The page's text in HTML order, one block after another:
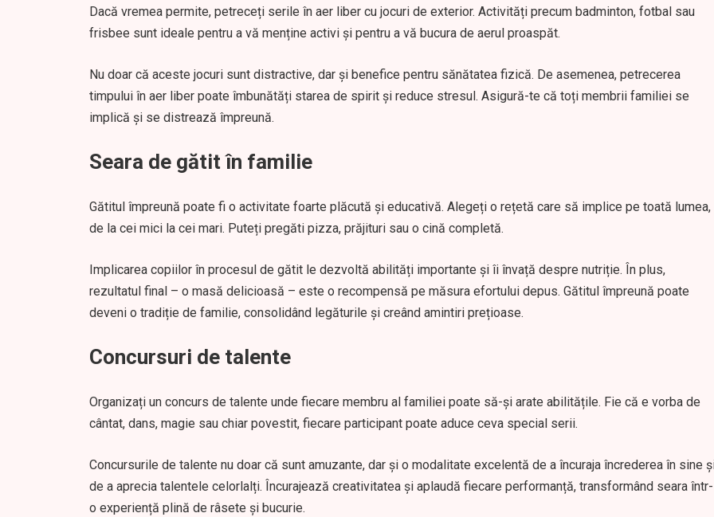
Dacă vremea permite, petreceți serile în aer liber cu jocuri de exterior. Activități precum badminton, fotbal sau
frisbee sunt ideale pentru a vă menține activi și pentru a vă bucura de aerul proaspăt.
Nu doar că aceste jocuri sunt distractive, dar și benefice pentru sănătatea fizică. De asemenea, petrecerea
timpului în aer liber poate îmbunătăți starea de spirit și reduce stresul. Asigură-te că toți membrii familiei se
implică și se distrează împreună.
Seara de gătit în familie
Gătitul împreună poate fi o activitate foarte plăcută și educativă. Alegeți o rețetă care să implice pe toată lumea,
de la cei mici la cei mari. Puteți pregăti pizza, prăjituri sau o cină completă.
Implicarea copiilor în procesul de gătit le dezvoltă abilități importante și îi învață despre nutriție. În plus,
rezultatul final – o masă delicioasă – este o recompensă pe măsura efortului depus. Gătitul împreună poate
deveni o tradiție de familie, consolidând legăturile și creând amintiri prețioase.
Concursuri de talente
Organizați un concurs de talente unde fiecare membru al familiei poate să-și arate abilitățile. Fie că e vorba de
cântat, dans, magie sau chiar povestit, fiecare participant poate aduce ceva special serii.
Concursurile de talente nu doar că sunt amuzante, dar și o modalitate excelentă de a încuraja încrederea în sine
de a aprecia talentele celorlalți. Încurajează creativitatea și aplaudă fiecare performanță, transformând seara într-
o experiență plină de râsete și bucurie.